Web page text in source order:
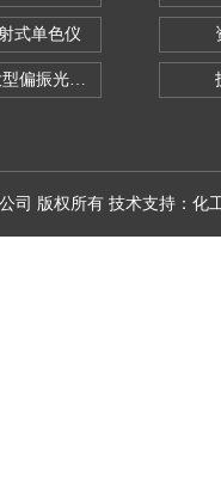
式单色仪
偏振光演示仪
司 版权所有 技术支持： 化